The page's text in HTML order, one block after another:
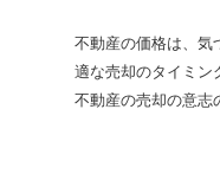
不動産の価格は、気
適な売却のタイミン
不動産の売却の意志